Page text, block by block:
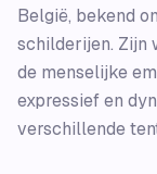
België, bekend
schilderijen. Zijn
de menselijke
expressief en
verschillende